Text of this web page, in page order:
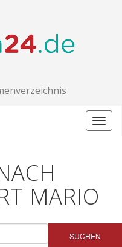
MARIO
SUCHEN